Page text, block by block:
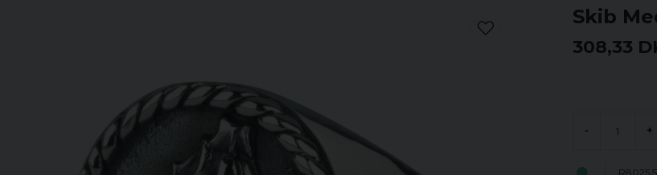
Skib
308,33
- +